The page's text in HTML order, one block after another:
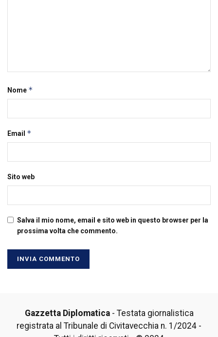
Nome *
Email *
Sito web
Salva il mio nome, email e sito web in questo browser per la
prossima volta che commento.
Gazzetta Diplomatica- Testata giornalistica
registrata al Tribunale di Civitavecchia n. 1/2024 -